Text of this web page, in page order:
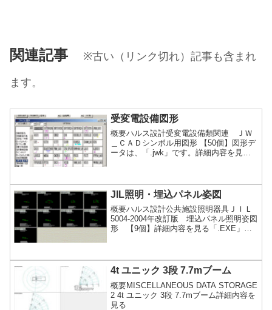
関連記事
※古い（リンク切れ）記事も含まれ
ます。
受変電設備図形
概要ハルス設計受変電設備類関連 ＪＷ
＿ＣＡＤシンボル用図形 【50個】図形デ
ータは、「.jwk」です。詳細内容を見る
ド」
JIL照明・埋込パネル姿図
概要ハルス設計公共施設照明器具ＪＩＬ
5004-2004年改訂版 埋込パネル照明姿図
形 【9個】詳細内容を見る「.EXE」フ
4t ユニック 3段 7.7mブーム
概要MISCELLANEOUS DATA STORAGE
2 4t ユニック 3段 7.7mブーム詳細内容を
見る